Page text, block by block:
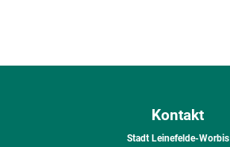
Kontakt
Stadt Leinefelde-Worbis